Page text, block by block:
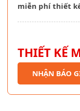
miễn phí thiết
THIẾT KẾ
NHẬN BÁO